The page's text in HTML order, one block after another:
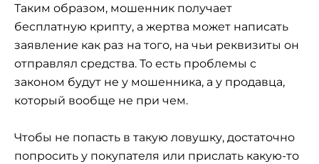
Таким образом, мошенник получает
бесплатную крипту, а жертва может написать
заявление как раз на того, на чьи реквизиты он
отправлял средства. То есть проблемы с
законом будут не у мошенника, а у продавца,
который вообще не при чем.
Чтобы не попасть в такую ловушку, достаточно
попросить у покупателя или прислать какую-то